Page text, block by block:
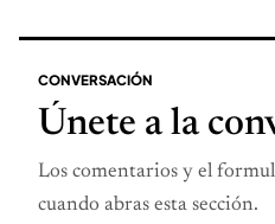
CONVERSACIÓN
Únete a la
Los comentarios y el
cuando abras esta sección.